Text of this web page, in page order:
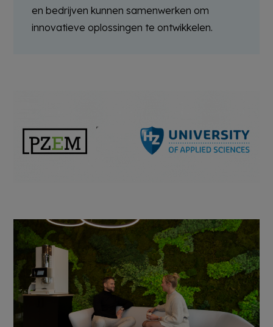
en bedrijven kunnen samenwerken om
innovatieve oplossingen te ontwikkelen.